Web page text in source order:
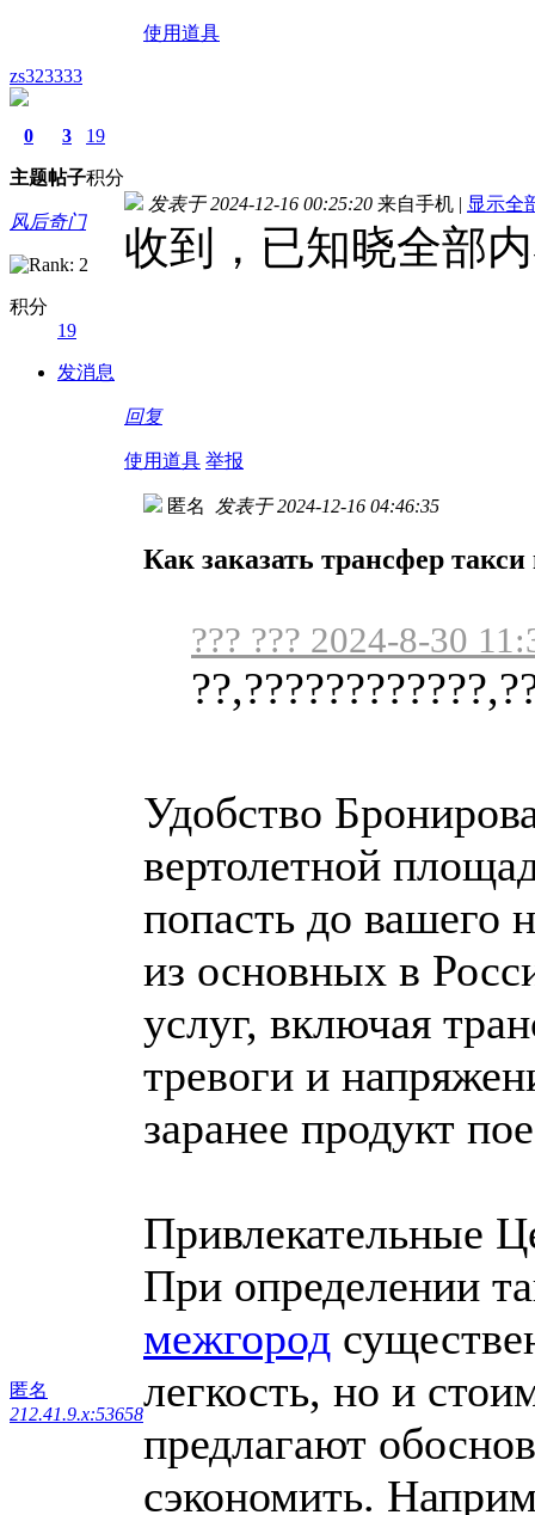
使用道具
zs323333
0
主题
3
帖子
19
积分
风后奇门
积分
19
发消息
发表于 2024-12-16 00:25:20 来自手机 | 显示全
收到，已知晓全部
回复
使用道具 举报
匿名
212.41.9.x:53658
匿名 发表于 2024-12-16 04:46:35
Как заказать трансфер такси
??? ??? 2024-8-30
Удобство
вертолетной
попасть до вашего
из основных в
услуг, включая
тревоги и
заранее продукт
Привлекательные
При определении
межгород
легкость, но и
предлагают
сэкономить.